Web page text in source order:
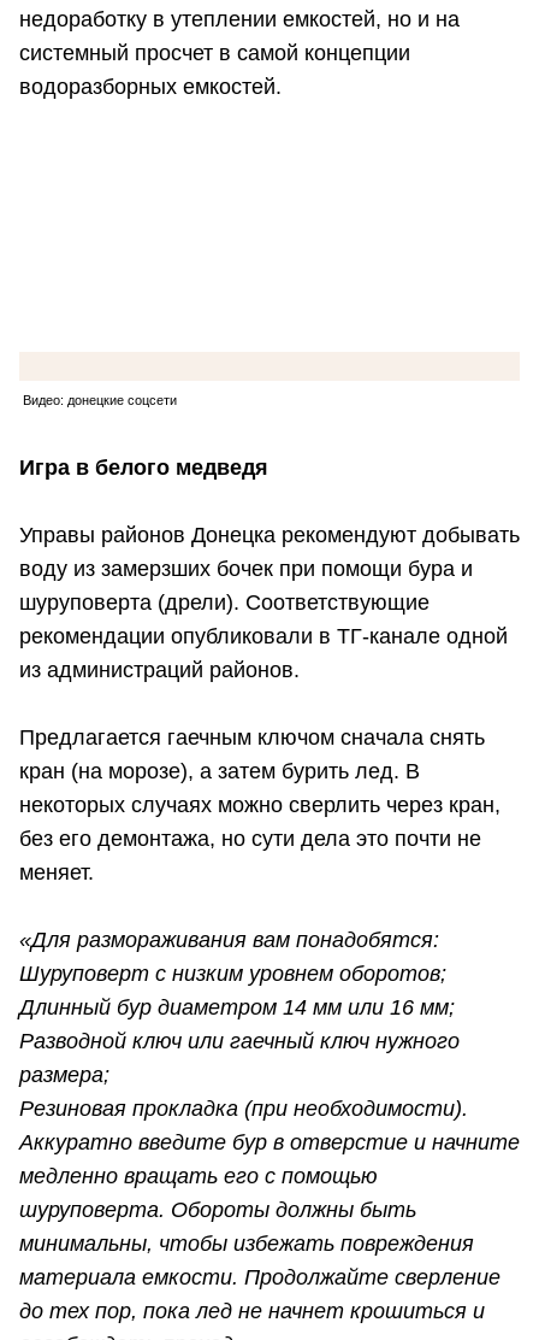
недоработку в утеплении емкостей, но и на
системный просчет в самой концепции
водоразборных емкостей.
Видео: донецкие соцсети
Игра в белого медведя
Управы районов Донецка рекомендуют добывать
воду из замерзших бочек при помощи бура и
шуруповерта (дрели). Соответствующие
рекомендации опубликовали в ТГ-канале одной
из администраций районов.
Предлагается гаечным ключом сначала снять
кран (на морозе), а затем бурить лед. В
некоторых случаях можно сверлить через кран,
без его демонтажа, но сути дела это почти не
меняет.
«Для размораживания вам понадобятся:
Шуруповерт с низким уровнем оборотов;
Длинный бур диаметром 14 мм или 16 мм;
Разводной ключ или гаечный ключ нужного
размера;
Резиновая прокладка (при необходимости).
Аккуратно введите бур в отверстие и начните
медленно вращать его с помощью
шуруповерта. Обороты должны быть
минимальны, чтобы избежать повреждения
материала емкости. Продолжайте сверление
до тех пор, пока лед не начнет крошиться и